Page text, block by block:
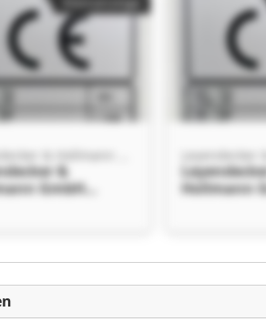
&
GmbH
Hollmann